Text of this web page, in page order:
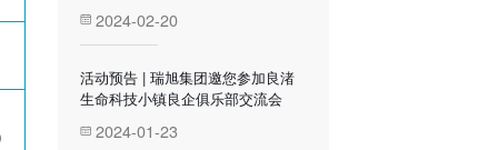
2024-02-20
活动预告 | 瑞旭集团邀您参加良渚
生命科技小镇良企俱乐部交流会
2024-01-23